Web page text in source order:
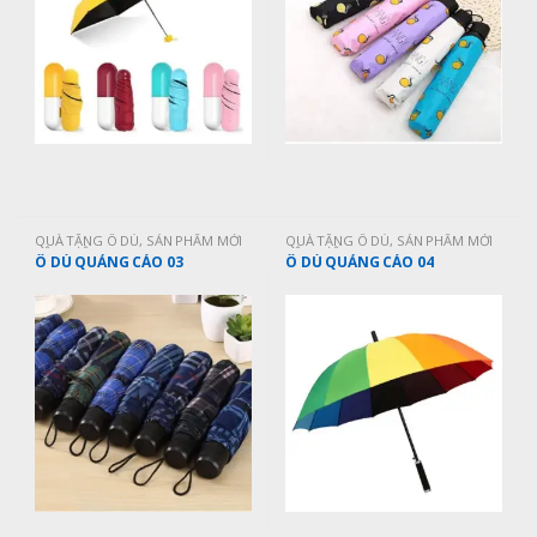
QUÀ TẶNG Ô DÙ, SẢN PHẨM MỚI
CẬP NHẬT
Ô DÙ QUẢNG CÁO 03
QUÀ TẶNG Ô DÙ, SẢN PHẨM MỚI
CẬP NHẬT
Ô DÙ QUẢNG CÁO 04